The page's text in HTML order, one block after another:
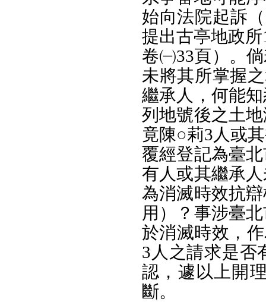
始向法院起訴
提出古亭地政
卷㈠33頁）。
未將其所掌握
繼承人，何能
列地號後之土
竟陳○莉3人或
覆經登記為臺
有人或其繼承
為消滅時效抗
用）？事涉臺
於消滅時效，
3人之請求是否
認，遽以上開
斷。